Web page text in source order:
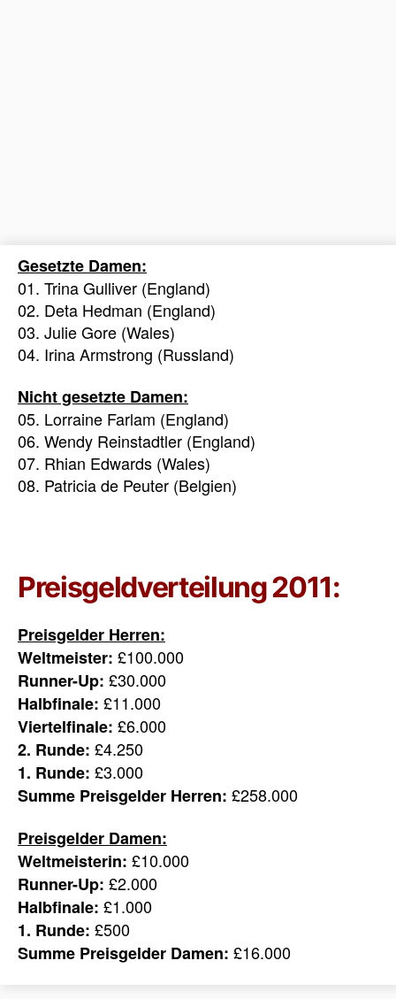
Gesetzte Damen:
01. Trina Gulliver (England)
02. Deta Hedman (England)
03. Julie Gore (Wales)
04. Irina Armstrong (Russland)
Nicht gesetzte Damen:
05. Lorraine Farlam (England)
06. Wendy Reinstadtler (England)
07. Rhian Edwards (Wales)
08. Patricia de Peuter (Belgien)
Preisgeldverteilung 2011:
Preisgelder Herren:
Weltmeister: £100.000
Runner-Up: £30.000
Halbfinale: £11.000
Viertelfinale: £6.000
2. Runde: £4.250
1. Runde: £3.000
Summe Preisgelder Herren: £258.000
Preisgelder Damen:
Weltmeisterin: £10.000
Runner-Up: £2.000
Halbfinale: £1.000
1. Runde: £500
Summe Preisgelder Damen: £16.000